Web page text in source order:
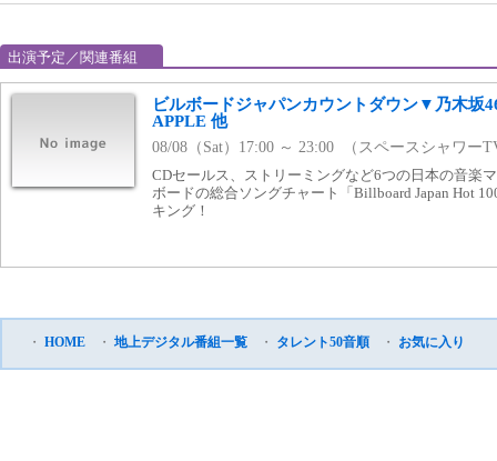
出演予定／関連番組
ビルボードジャパンカウントダウン▼乃木坂
APPLE 他
08/08（Sat）17:00 ～ 23:00 （スペースシャワー
CDセールス、ストリーミングなど6つの日本の音楽
ボードの総合ソングチャート「Billboard Japan Hot
キング！
・ HOME ・ 地上デジタル番組一覧 ・ タレント50音順 ・ お気に入り